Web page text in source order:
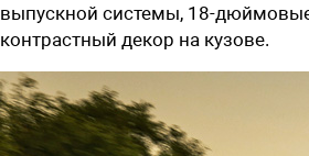
выпускной системы, 18-
контрастный декор на кузове.